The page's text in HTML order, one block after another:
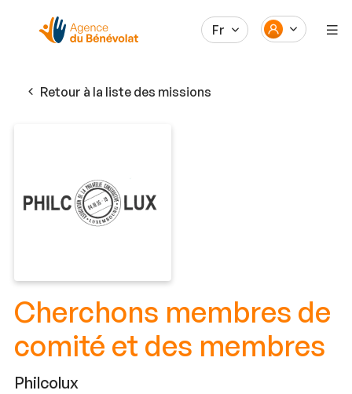
Fr
Retour à la liste des missions
Cherchons membres de
comité et des membres
Philcolux